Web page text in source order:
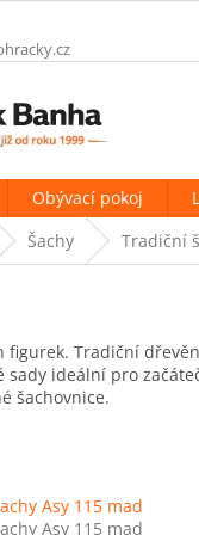
Obývací pokoj
Šachy Tradiční
figurek. Tradiční
sady ideální pro
šachovnice.
Asy 115 mad
Asy 115 mad